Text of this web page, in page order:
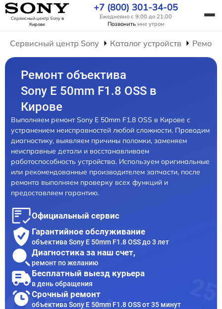
Сервисный центр Sonyв
Кирове
+7 (800) 301-34-05
Ежедневно с 9:00 до 21:00
Позвонить мне утром
Сервисный центр Sony Каталог устройств
Ремонт объектива
Sony E 50mm F1.8 OSS в
Кирове
Выполняем ремонт Sony E 50mm F1.8 OSS в Кирове с
устранением неисправностей любой сложности. Проводим
диагностику, выявляем причины поломки, заменяем
неисправные детали и восстанавливаем
работоспособность устройства. Используем оригинальные
или рекомендованные производителем запчасти, после
ремонта выполняем проверку всех функций и
предоставляем гарантию.
Официальный сервис
Гарантийное обслуживание
объектива Sony E 50mm F1.8 OSS до 3 лет
Диагностика за наш счет,
ремонт по желанию
Бесплатный выезд курьера
в день обращения
Срочный ремонт
объектива Sony E 50mm F1.8 OSS от 35 минут